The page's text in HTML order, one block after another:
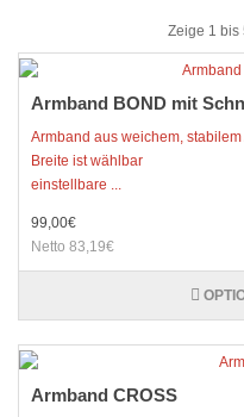
Zeige 1 bis
Armband BOND mit
Armband aus weichem,
Breite ist wählbar
einstellbare ...
99,00€
Netto 83,19€
Armband CROSS